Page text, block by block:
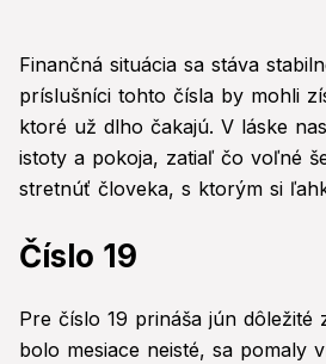
Finančná situácia sa stáva
príslušníci tohto čísla by mohli
ktoré už dlho čakajú. V láske
istoty a pokoja, zatiaľ čo voľné
stretnúť človeka, s ktorým si
Číslo 19
Pre číslo 19 prináša jún dôležité
bolo mesiace neisté, sa pomaly